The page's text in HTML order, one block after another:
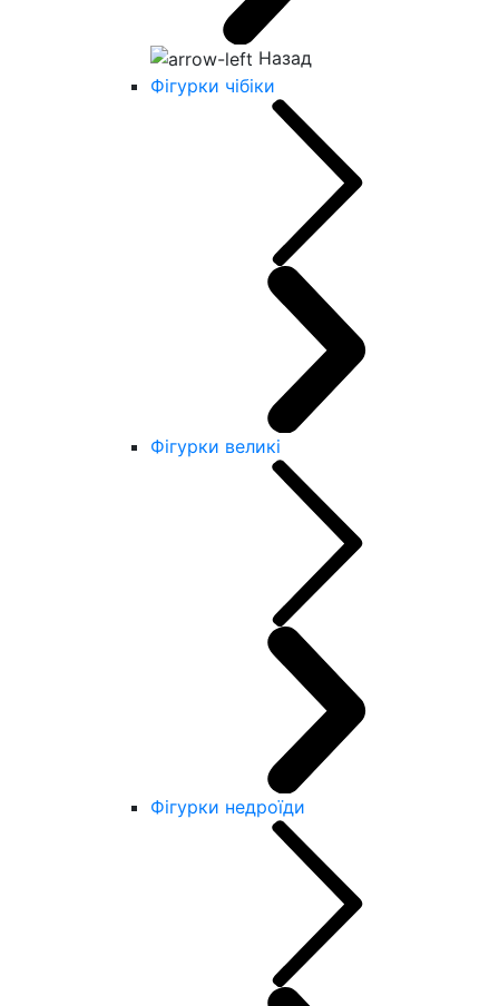
Назад
Фігурки чібіки
Фігурки великі
Фігурки недроїди